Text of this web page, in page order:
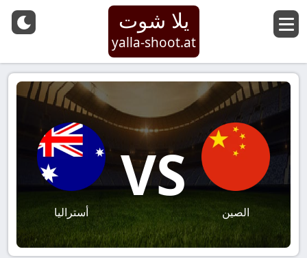
يلا شوت
yalla-shoot.at
الصين
VS
أستراليا